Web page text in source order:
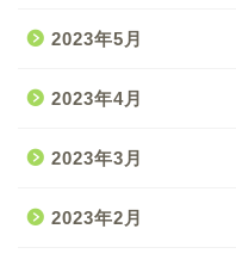
2023年5月
2023年4月
2023年3月
2023年2月